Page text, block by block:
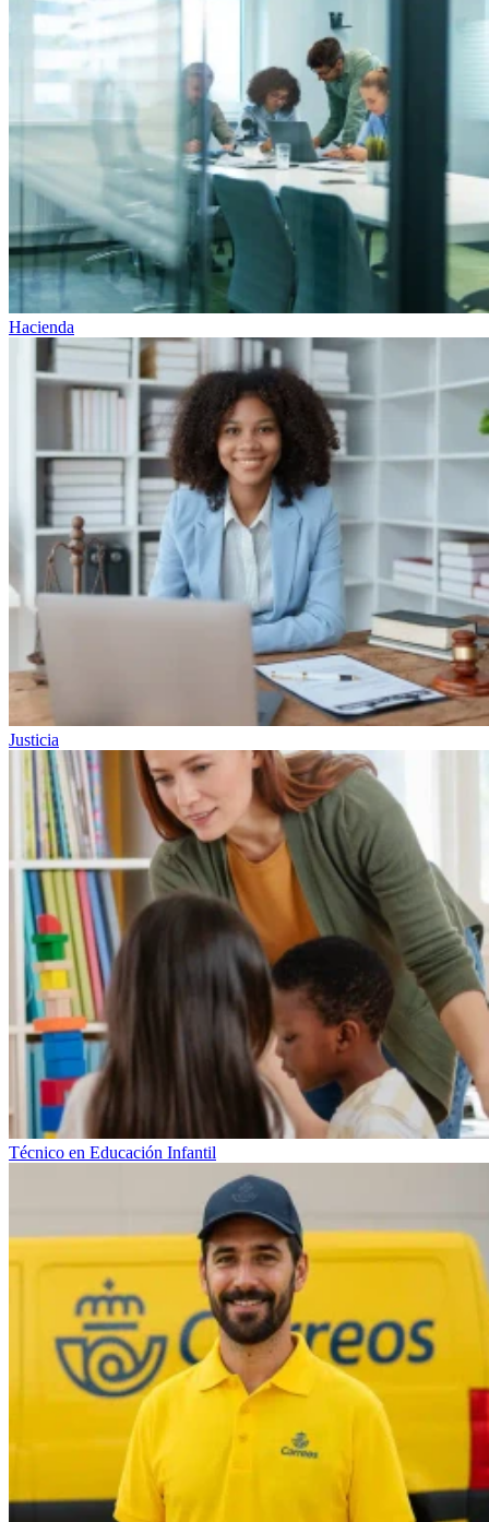
Hacienda
Justicia
Técnico en Educación Infantil